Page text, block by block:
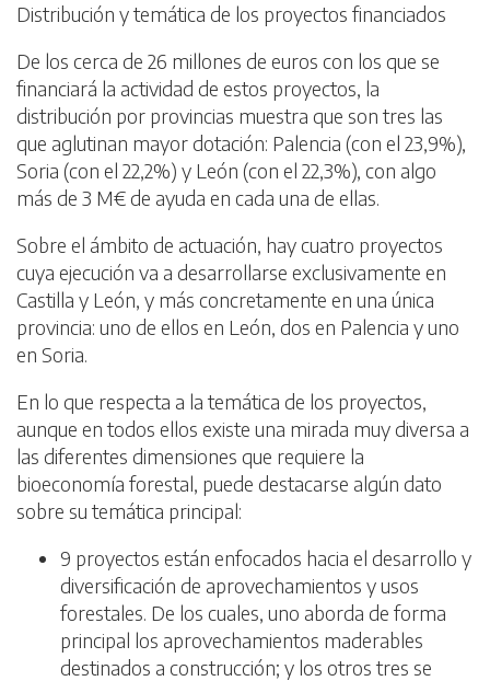
Distribución y temática de los proyectos financiados
De los cerca de 26 millones de euros con los que se
financiará la actividad de estos proyectos, la
distribución por provincias muestra que son tres las
que aglutinan mayor dotación: Palencia (con el 23,9%),
Soria (con el 22,2%) y León (con el 22,3%), con algo
más de 3 M€ de ayuda en cada una de ellas.
Sobre el ámbito de actuación, hay cuatro proyectos
cuya ejecución va a desarrollarse exclusivamente en
Castilla y León, y más concretamente en una única
provincia: uno de ellos en León, dos en Palencia y uno
en Soria.
En lo que respecta a la temática de los proyectos,
aunque en todos ellos existe una mirada muy diversa a
las diferentes dimensiones que requiere la
bioeconomía forestal, puede destacarse algún dato
sobre su temática principal:
9 proyectos están enfocados hacia el desarrollo y
diversificación de aprovechamientos y usos
forestales. De los cuales, uno aborda de forma
principal los aprovechamientos maderables
destinados a construcción; y los otros tres se